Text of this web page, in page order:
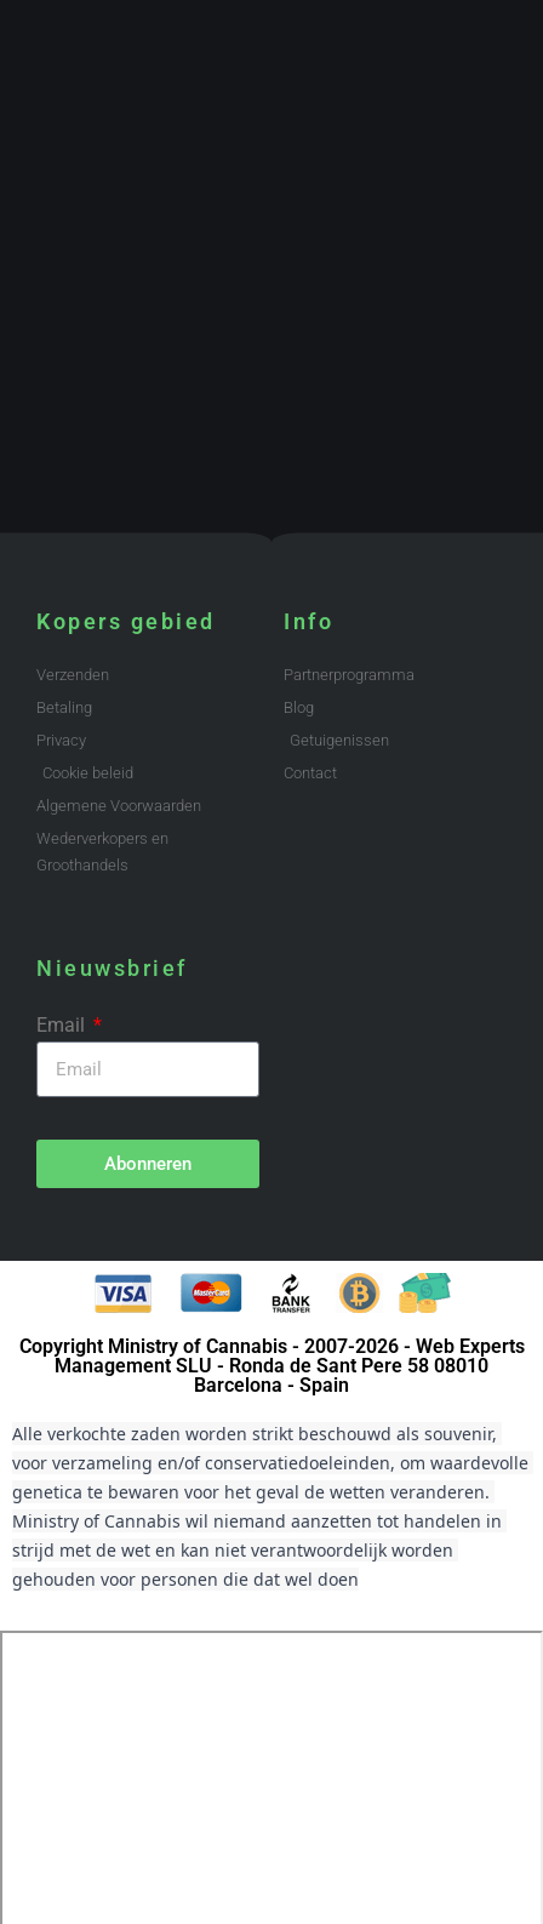
Kopers gebied
Verzenden
Betaling
Privacy
Cookie beleid
Algemene Voorwaarden
Wederverkopers en
Groothandels
Info
Partnerprogramma
Blog
Getuigenissen
Contact
Nieuwsbrief
Email
Abonneren
Copyright Ministry of Cannabis - 2007-2026 - Web Experts
Management SLU - Ronda de Sant Pere 58 08010
Barcelona - Spain
Alle verkochte zaden worden strikt beschouwd als souvenir,
voor verzameling en/of conservatiedoeleinden, om waardevolle
genetica te bewaren voor het geval de wetten veranderen.
Ministry of Cannabis wil niemand aanzetten tot handelen in
strijd met de wet en kan niet verantwoordelijk worden
gehouden voor personen die dat wel doen